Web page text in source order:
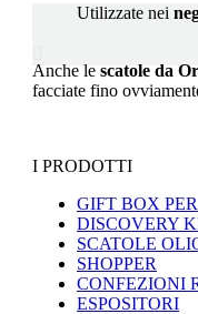
Utilizzate nei
Anche le scatole da
facciate fino
I PRODOTTI
GIFT BOX
DISCOVERY
SCATOLE
SHOPPER
CONFEZIONI
ESPOSITORI